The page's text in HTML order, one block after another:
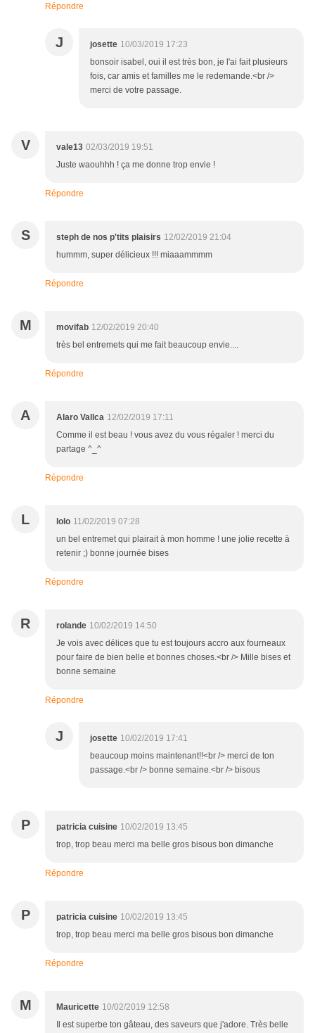
Répondre
J josette 10/03/2019 17:23
bonsoir isabel, oui il est très bon, je l'ai fait plusieurs
fois, car amis et familles me le redemande.<br />
merci de votre passage.
V vale13 02/03/2019 19:51
Juste waouhhh ! ça me donne trop envie !
Répondre
S steph de nos p'tits plaisirs 12/02/2019 21:04
hummm, super délicieux !!! miaaammmm
Répondre
M movifab 12/02/2019 20:40
très bel entremets qui me fait beaucoup envie....
Répondre
A Alaro Vallca 12/02/2019 17:11
Comme il est beau ! vous avez du vous régaler ! merci du
partage ^_^
Répondre
L lolo 11/02/2019 07:28
un bel entremet qui plairait à mon homme ! une jolie recette à
retenir ;) bonne journée bises
Répondre
R rolande 10/02/2019 14:50
Je vois avec délices que tu est toujours accro aux fourneaux
pour faire de bien belle et bonnes choses.<br /> Mille bises et
bonne semaine
Répondre
J josette 10/02/2019 17:41
beaucoup moins maintenant!!<br /> merci de ton
passage.<br /> bonne semaine.<br /> bisous
P patricia cuisine 10/02/2019 13:45
trop, trop beau merci ma belle gros bisous bon dimanche
Répondre
P patricia cuisine 10/02/2019 13:45
trop, trop beau merci ma belle gros bisous bon dimanche
Répondre
M Mauricette 10/02/2019 12:58
Il est superbe ton gâteau, des saveurs que j'adore. Très belle